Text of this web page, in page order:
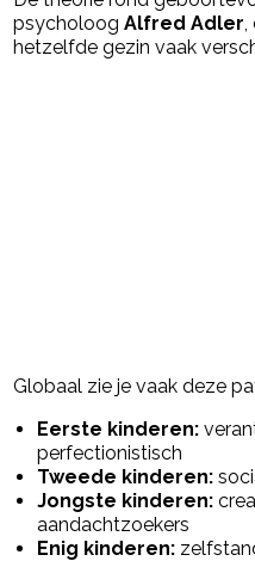
psycholoogAlfred Adler
hetzelfde gezin vaak
Globaal zie je vaak deze
Eerste kinderen:
perfectionistisch
Tweede kinderen:
Jongste kinderen:
aandachtzoekers
Enig kinderen: